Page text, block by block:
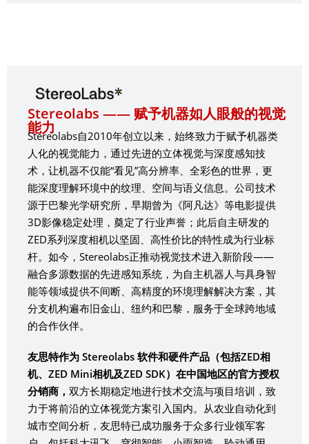
Stereolabs —— 赋予机器如人眼般的视觉
能力
Stereolabs自2010年创立以来，始终致力于赋予机器类
人化的视觉能力，通过先进的立体视觉与深度感知技
术，让机器不仅能“看见”高分辨率、全彩色的世界，更
能深度理解环境中的纹理、空间与语义信息。公司技术
源于巴黎光学研究所，早期曾为《阿凡达》等电影提供
3D影像稳定处理，奠定了行业声誉；此后自主研发的
ZED系列深度相机以坚固、高性价比的特性成为行业标
杆。如今，Stereolabs正推动视觉技术进入新阶段——
融合多源数据的先进感知系统，为自主机器人与具身智
能等领域提供不间断、高精度的环境理解解决方案，其
分支机构遍布旧金山、纽约和巴黎，服务于全球跨地域
的合作伙伴。
友思特作为 Stereolabs 软件和硬件产品（包括ZED相
机、ZED Mini相机及ZED SDK）在中国地区的官方授权
分销商， 双方长期稳定地进行技术交流与项目培训，致
力于将前沿的立体视觉方案引入国内。从农业自动化到
城市空间分析，友思特已成功服务于众多行业领军客